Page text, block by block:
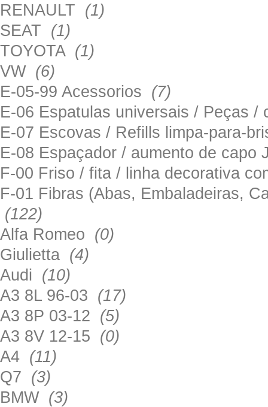
RENAULT (1)
SEAT (1)
TOYOTA (1)
VW (6)
E-05-99 Acessorios (7)
E-06 Espatulas universais / Peças
E-07 Escovas / Refills limpa-para-
E-08 Espaçador / aumento de
F-00 Friso / fita / linha decorativa
F-01 Fibras (Abas, Embaladeiras,
(122)
Alfa Romeo (0)
Giulietta (4)
Audi (10)
A3 8L 96-03 (17)
A3 8P 03-12 (5)
A3 8V 12-15 (0)
A4 (11)
Q7 (3)
BMW (3)